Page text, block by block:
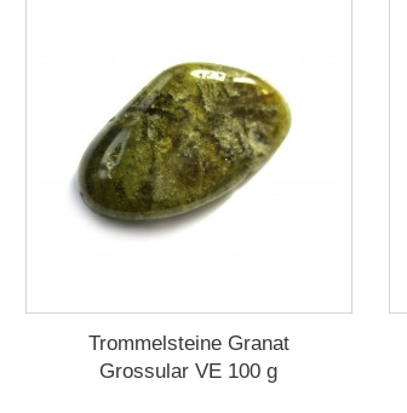
Trommelsteine Granat
Grossular VE 100 g